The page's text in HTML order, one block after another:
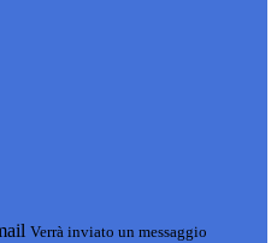
Verrà inviato un messaggio